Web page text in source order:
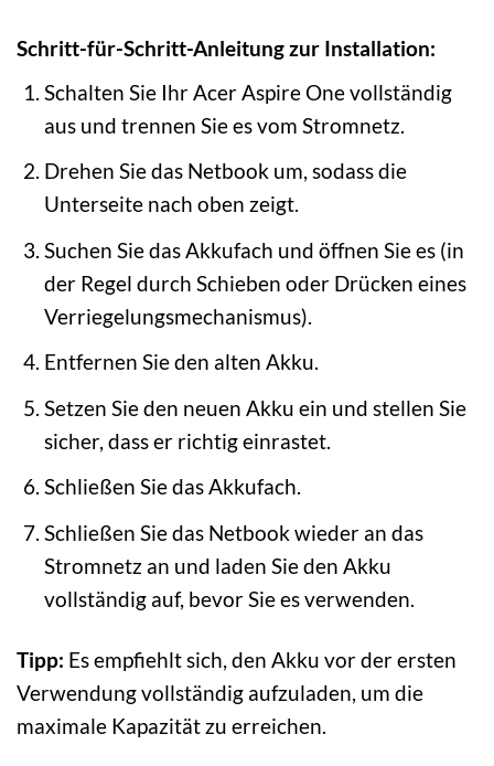
Schritt-für-Schritt-Anleitung zur Installation:
Schalten Sie Ihr Acer Aspire One vollständig
aus und trennen Sie es vom Stromnetz.
Drehen Sie das Netbook um, sodass die
Unterseite nach oben zeigt.
Suchen Sie das Akkufach und öffnen Sie es (in
der Regel durch Schieben oder Drücken eines
Verriegelungsmechanismus).
Entfernen Sie den alten Akku.
Setzen Sie den neuen Akku ein und stellen Sie
sicher, dass er richtig einrastet.
Schließen Sie das Akkufach.
Schließen Sie das Netbook wieder an das
Stromnetz an und laden Sie den Akku
vollständig auf, bevor Sie es verwenden.
Tipp: Es empfiehlt sich, den Akku vor der ersten
Verwendung vollständig aufzuladen, um die
maximale Kapazität zu erreichen.